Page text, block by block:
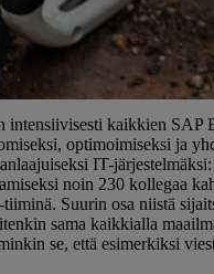
intensiivisesti kaikkien SAP
optimoimiseksi ja
IT-
noin 230 kollegaa
Suurin osa niistä
sama kaikkialla
se, että esimerkiksi